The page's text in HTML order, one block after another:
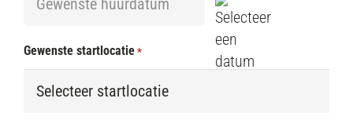
DD
MM
JJJJ
Gewenste startlocatie *